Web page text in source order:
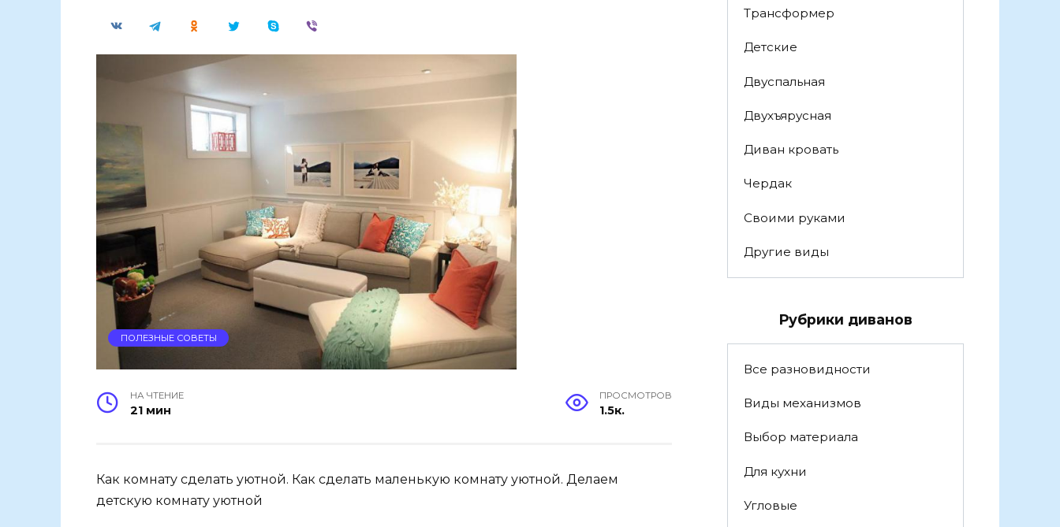
ПОЛЕЗНЫЕ СОВЕТЫ
НА ЧТЕНИЕ
21 мин
ПРОСМОТРОВ
1.5к.
Как комнату сделать уютной. Как сделать маленькую комнату уютной. Делаем
детскую комнату уютной
Трансформер
Детские
Двуспальная
Двухъярусная
Диван кровать
Чердак
Своими руками
Другие виды
Рубрики диванов
Все разновидности
Виды механизмов
Выбор материала
Для кухни
Угловые